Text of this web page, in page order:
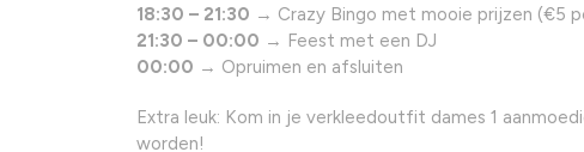
18:30 – 21:30 → Crazy Bingo met mooie prijzen (€5
21:30 – 00:00 → Feest met een DJ
00:00 → Opruimen en afsluiten
Extra leuk: Kom in je verkleedoutfit dames 1
worden!